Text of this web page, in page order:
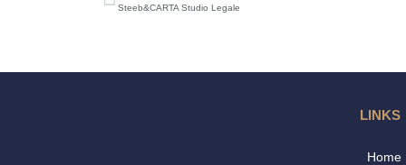
Steeb&CARTA Studio Legale
LINKS
Home